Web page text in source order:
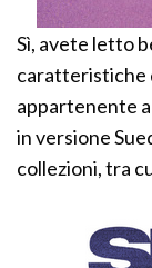
Sì, avete letto
caratteristiche
appartenente
in versione
collezioni, tra